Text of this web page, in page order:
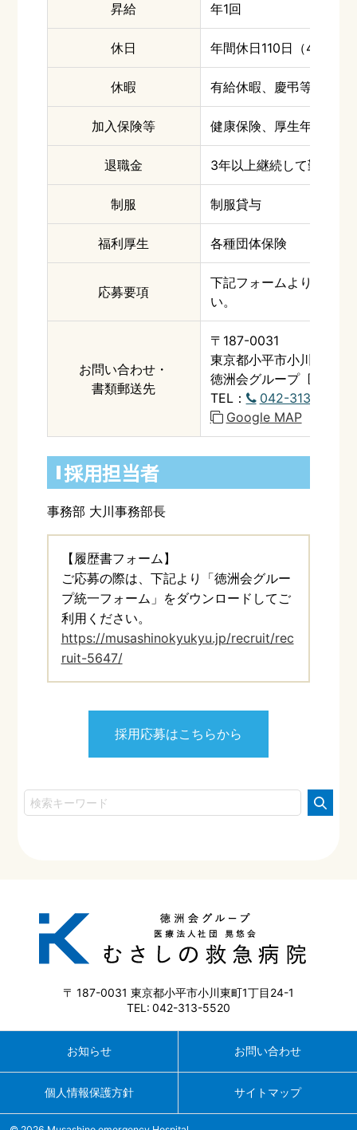
昇給 年1回
休日 年間休日110日（4
休暇 有給休暇、慶弔等特別休
加入保険等 健康保険、厚生年金保険
退職金 3年以上継続して勤務し
制服 制服貸与
福利厚生 各種団体保険
応募要項
下記フォームよりお申込
い。
お問い合わせ・
書類郵送先
〒187-0031
東京都小平市小川東町一
徳洲会グループ 医療法
TEL：
042-313-5571
Google MAP
採用担当者
事務部 大川事務部長
【履歴書フォーム】
ご応募の際は、下記より「徳洲会グルー
プ統一フォーム」をダウンロードしてご
利用ください。
https://musashinokyukyu.jp/recruit/rec
ruit-5647/
採用応募はこちらから
187-0031 東京都小平市小川東町1丁目24-1
042-313-5520
お知らせ お問い合わせ
個人情報保護方針 サイトマップ